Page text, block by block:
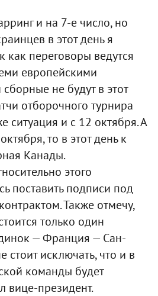
и на 7-е число, но
в этот день я
как переговоры ведутся
европейскими
не будут в этот
отборочного турнира
ситуация и с 12 октября. А
то в этот день к
Канады.
этого
поставить подписи под
Также отмечу,
только один
— Франция — Сан-
стоит исключать, что и в
команды будет
вице-президент.